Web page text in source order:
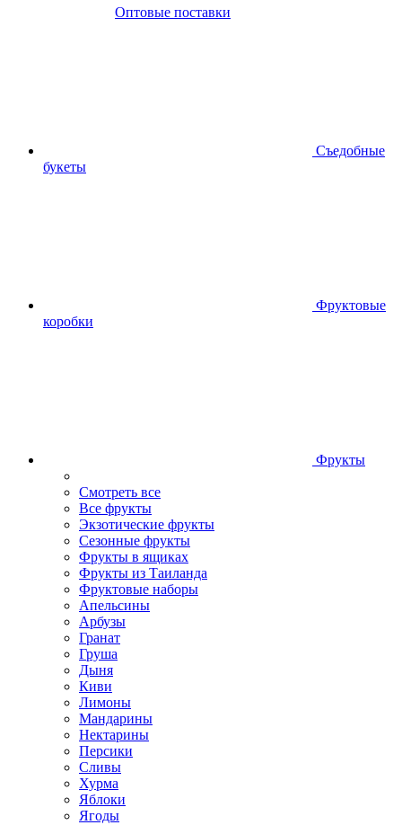
Оптовые поставки
Съедобные
букеты
Фруктовые
коробки
Фрукты
Смотреть все
Все фрукты
Экзотические фрукты
Сезонные фрукты
Фрукты в ящиках
Фрукты из Таиланда
Фруктовые наборы
Апельсины
Арбузы
Гранат
Груша
Дыня
Киви
Лимоны
Мандарины
Нектарины
Персики
Сливы
Хурма
Яблоки
Ягоды